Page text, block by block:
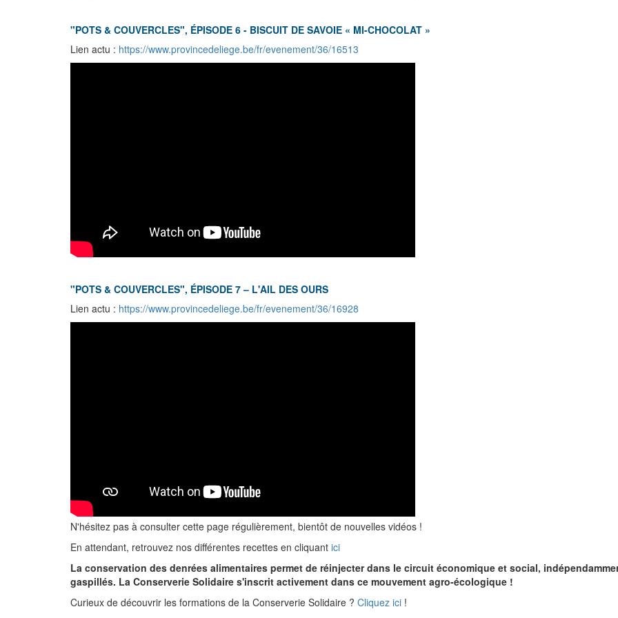
"POTS & COUVERCLES", ÉPISODE 6 - BISCUIT DE SAVOIE « MI-CHOCOLAT »
Lien actu : https://www.provincedeliege.be/fr/evenement/36/16513
"POTS & COUVERCLES", ÉPISODE 7 – L'AIL DES OURS
Lien actu : https://www.provincedeliege.be/fr/evenement/36/16928
N'hésitez pas à consulter cette page régulièrement, bientôt de nouvelles vidéos !
En attendant, retrouvez nos différentes recettes en cliquant ici
La conservation des denrées alimentaires permet de réinjecter dans le circuit économique et social,
gaspillés. La Conserverie Solidaire s'inscrit activement dans ce mouvement agro-écologique !
Curieux de découvrir les formations de la Conserverie Solidaire ? Cliquez ici !